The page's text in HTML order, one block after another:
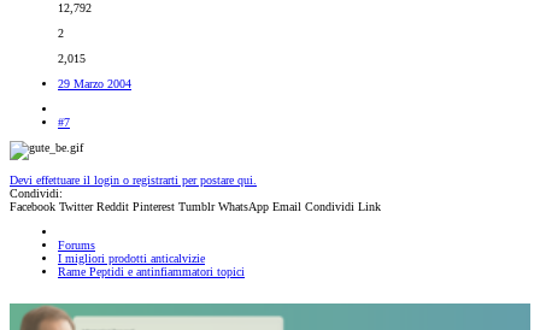
12,792
2
2,015
29 Marzo 2004
#7
Devi effettuare il login o registrarti per postare qui.
Condividi:
Facebook Twitter Reddit Pinterest Tumblr WhatsApp Email Condividi Link
Forums
I migliori prodotti anticalvizie
Rame Peptidi e antinfiammatori topici